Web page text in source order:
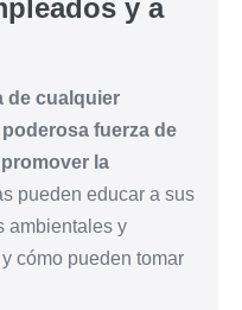
y a
de cualquier
fuerza de
la
pueden educar a sus
ambientales y
cómo pueden tomar